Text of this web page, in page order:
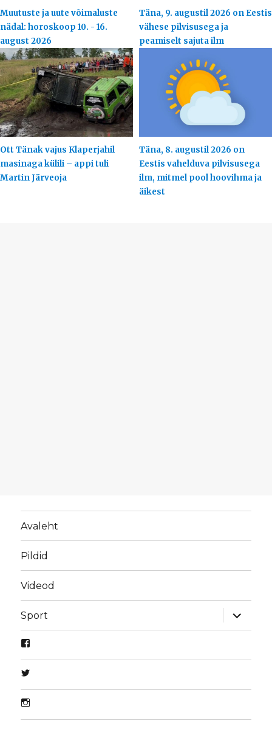
Muutuste ja uute võimaluste
nädal: horoskoop 10. - 16.
august 2026
Täna, 9. augustil 2026 on Eestis
vähese pilvisusega ja
peamiselt sajuta ilm
Ott Tänak vajus Klaperjahil
masinaga külili – appi tuli
Martin Järveoja
Täna, 8. augustil 2026 on
Eestis vahelduva pilvisusega
ilm, mitmel pool hoovihma ja
äikest
Avaleht
Pildid
Videod
Sport
laienda